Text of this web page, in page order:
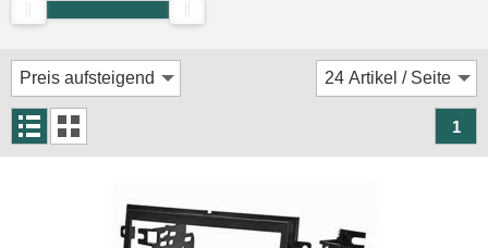
Lautsprecher
Multimedia
Navigationssoftware
Navigationssysteme
Soundprozessoren
1